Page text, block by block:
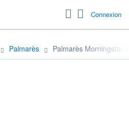
Connexion
Palmarès Palmarès Morningstar